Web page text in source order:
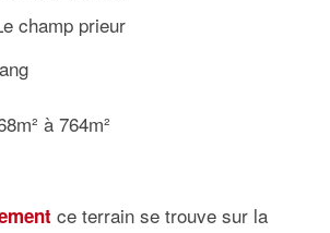
champ prieur
à 764m²
ce terrain se trouve sur la